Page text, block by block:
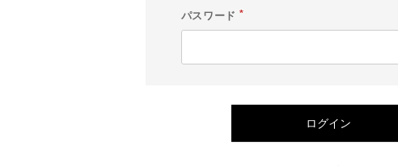
パスワード
ログイン